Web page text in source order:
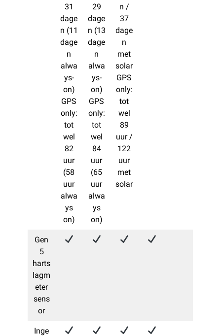
31
dage
n (11
dage
n
alwa
ys-
on)
GPS
only:
tot
wel
82
uur
(58
uur
alwa
ys
on)
29
dage
n (13
dage
n
alwa
ys-
on)
GPS
only:
tot
wel
84
uur
(65
uur
alwa
ys
on)
n /
37
dage
n
met
solar
GPS
only:
tot
wel
89
uur /
122
uur
met
solar
Gen
5
harts
lagm
eter
sens
or
Inge